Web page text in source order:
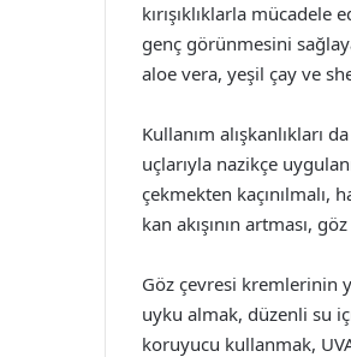
kırışıklıklarla
genç görünmesini
aloe vera, yeşil çay ve
Kullanım alışkanlıkları
uçlarıyla nazikçe
çekmekten kaçınılmalı,
kan akışının artması,
Göz çevresi kremlerinin
uyku almak, düzenli su
koruyucu kullanmak,